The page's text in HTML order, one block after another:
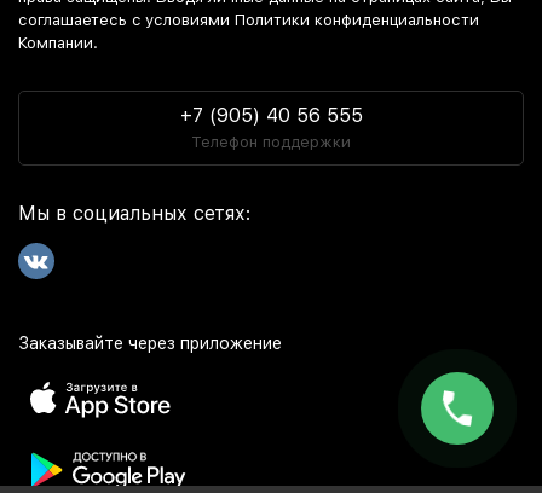
соглашаетесь c условиями Политики конфиденциальности
Компании.
+7 (905) 40 56 555
Телефон поддержки
Мы в социальных сетях:
Заказывайте через приложение